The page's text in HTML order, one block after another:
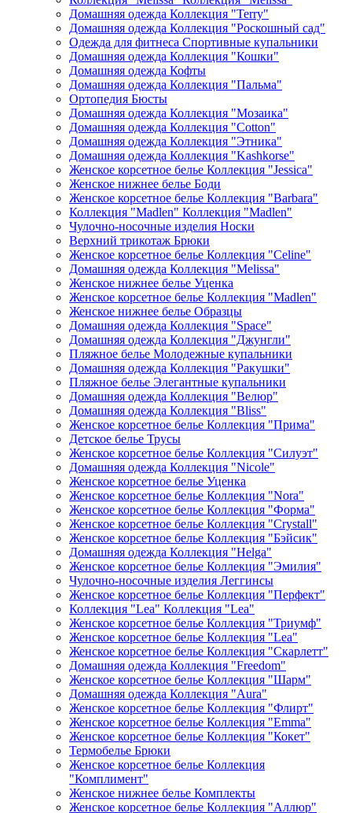
Домашняя одежда Коллекция "Terry"
Домашняя одежда Коллекция "Роскошный сад"
Одежда для фитнеса Спортивные купальники
Домашняя одежда Коллекция "Кошки"
Домашняя одежда Кофты
Домашняя одежда Коллекция "Пальма"
Ортопедия Бюсты
Домашняя одежда Коллекция "Мозаика"
Домашняя одежда Коллекция "Cotton"
Домашняя одежда Коллекция "Этника"
Домашняя одежда Коллекция "Kashkorse"
Женское корсетное белье Коллекция "Jessica"
Женское нижнее белье Боди
Женское корсетное белье Коллекция "Barbara"
Коллекция "Madlen" Коллекция "Madlen"
Чулочно-носочные изделия Носки
Верхний трикотаж Брюки
Женское корсетное белье Коллекция "Celine"
Домашняя одежда Коллекция "Melissa"
Женское нижнее белье Уценка
Женское корсетное белье Коллекция "Madlen"
Женское нижнее белье Образцы
Домашняя одежда Коллекция "Space"
Домашняя одежда Коллекция "Джунгли"
Пляжное белье Молодежные купальники
Домашняя одежда Коллекция "Ракушки"
Пляжное белье Элегантные купальники
Домашняя одежда Коллекция "Велюр"
Домашняя одежда Коллекция "Bliss"
Женское корсетное белье Коллекция "Прима"
Детское белье Трусы
Женское корсетное белье Коллекция "Силуэт"
Домашняя одежда Коллекция "Nicole"
Женское корсетное белье Уценка
Женское корсетное белье Коллекция "Nora"
Женское корсетное белье Коллекция "Форма"
Женское корсетное белье Коллекция "Crystall"
Женское корсетное белье Коллекция "Бэйсик"
Домашняя одежда Коллекция "Helga"
Женское корсетное белье Коллекция "Эмилия"
Чулочно-носочные изделия Леггинсы
Женское корсетное белье Коллекция "Перфект"
Коллекция "Lea" Коллекция "Lea"
Женское корсетное белье Коллекция "Триумф"
Женское корсетное белье Коллекция "Lea"
Женское корсетное белье Коллекция "Скарлетт"
Домашняя одежда Коллекция "Freedom"
Женское корсетное белье Коллекция "Шарм"
Домашняя одежда Коллекция "Aura"
Женское корсетное белье Коллекция "Флирт"
Женское корсетное белье Коллекция "Emma"
Женское корсетное белье Коллекция "Кокет"
Термобелье Брюки
Женское корсетное белье Коллекция
"Комплимент"
Женское нижнее белье Комплекты
Женское корсетное белье Коллекция "Аллюр"